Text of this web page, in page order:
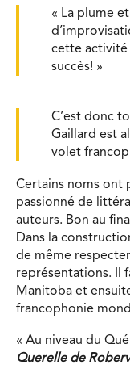
« La plume
cette activité
succès! »
C’est donc
Gaillard est
volet
Certains noms ont
passionné de
auteurs. Bon au
Dans la
de même
représentations. Il
Manitoba et
francophonie
« Au niveau du
Querelle de